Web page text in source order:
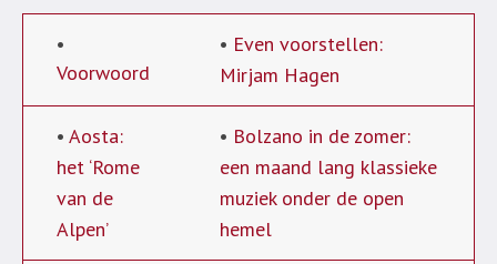
•
Voorwoord
• Even voorstellen:
Mirjam Hagen
• Aosta:
het ‘Rome
van de
Alpen’
• Bolzano in de zomer:
een maand lang klassieke
muziek onder de open
hemel